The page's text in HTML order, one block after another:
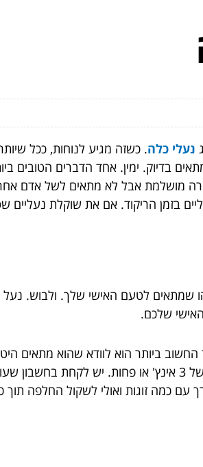
נעלי כלה. כשזה מגיע לנוחות, ככל
בדיוק. ימין. אחד הדברים הטובים
מושלמת אבל לא מתאים לשל אדם
בזמן הריקוד. אם את שוקלת נעליים
שמתאים לטעם האישי שלך. ולבוש.
שלכם.
ביותר הוא לוודא שהוא מתאים
הדם. אם את אוהבת לנעול עקבים ביום חתונתך, מומלצות נעליים בגובה
כמה זוגות ואולי לשקול החלפה תוך